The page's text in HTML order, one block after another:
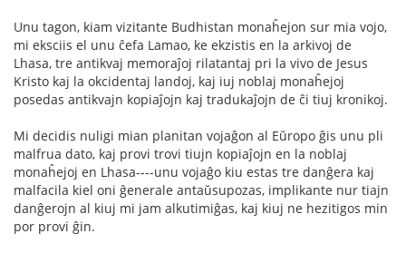
Unu tagon, kiam vizitante Budhistan monaĥejon sur mia vojo,
mi eksciis el unu ĉefa Lamao, ke ekzistis en la arkivoj de
Lhasa, tre antikvaj memoraĵoj rilatantaj pri la vivo de Jesus
Kristo kaj la okcidentaj landoj, kaj iuj noblaj monaĥejoj
posedas antikvajn kopiaĵojn kaj tradukaĵojn de ĉi tiuj kronikoj.
Mi decidis nuligi mian planitan vojaĝon al Eŭropo ĝis unu pli
malfrua dato, kaj provi trovi tiujn kopiaĵojn en la noblaj
monaĥejoj en Lhasa----unu vojaĝo kiu estas tre danĝera kaj
malfacila kiel oni ĝenerale antaŭsupozas, implikante nur tiajn
danĝerojn al kiuj mi jam alkutimiĝas, kaj kiuj ne hezitigos min
por provi ĝin.